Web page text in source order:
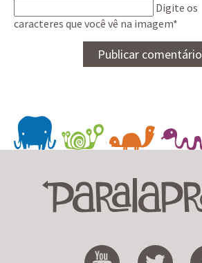
Digite os
caracteres que você vê na imagem*